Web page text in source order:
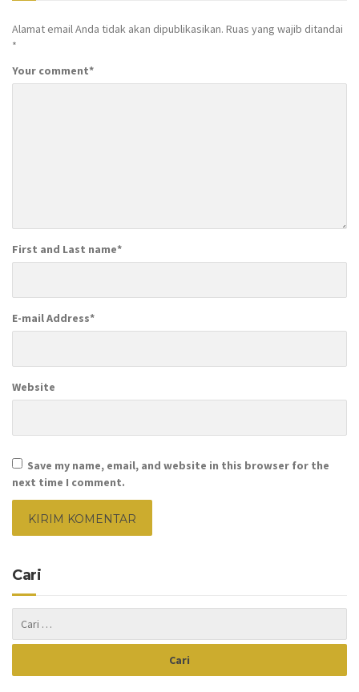
Alamat email Anda tidak akan dipublikasikan. Ruas yang wajib ditandai
*
Your comment*
First and Last name*
E-mail Address*
Website
Save my name, email, and website in this browser for the
next time I comment.
Cari